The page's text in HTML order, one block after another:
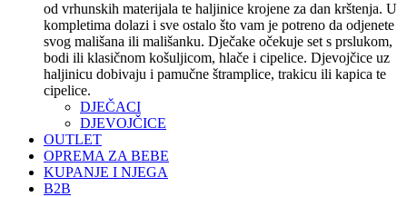
od vrhunskih materijala te haljinice krojene za dan krštenja. U
kompletima dolazi i sve ostalo što vam je potreno da odjenete
svog mališana ili mališanku. Dječake očekuje set s prslukom,
bodi ili klasičnom košuljicom, hlače i cipelice. Djevojčice uz
haljinicu dobivaju i pamučne štramplice, trakicu ili kapica te
cipelice.
DJEČACI
DJEVOJČICE
OUTLET
OPREMA ZA BEBE
KUPANJE I NJEGA
B2B